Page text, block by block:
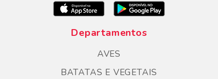
Departamentos
AVES
BATATAS E VEGETAIS